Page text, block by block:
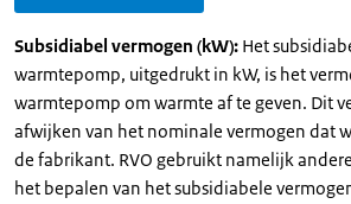
Subsidiabel vermogen (kW): Het
warmtepomp, uitgedrukt in kW, is het
warmtepomp om warmte af te geven. Dit
afwijken van het nominale vermogen dat
de fabrikant. RVO gebruikt namelijk
het bepalen van het subsidiabele